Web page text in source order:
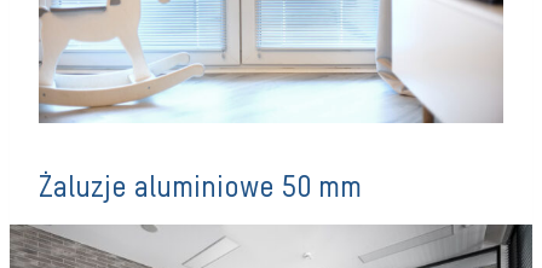
Żaluzje aluminiowe 50 mm